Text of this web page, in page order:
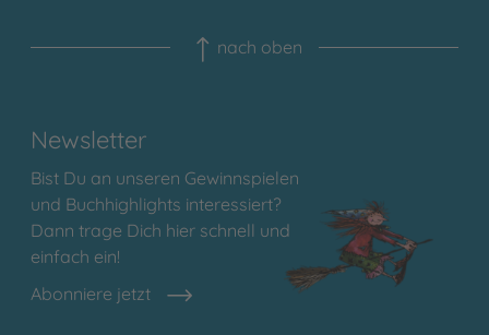
nach oben
Newsletter
Bist Du an unseren Gewinnspielen
und Buchhighlights interessiert?
Dann trage Dich hier schnell und
einfach ein!
Abonniere jetzt